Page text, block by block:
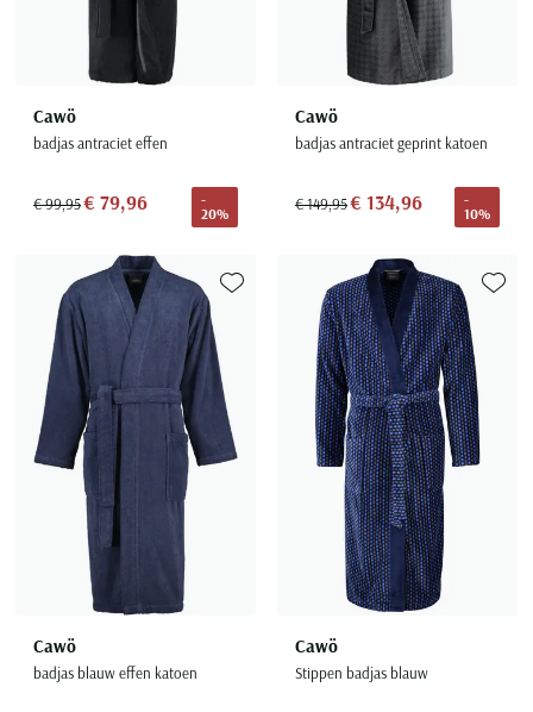
Cawö
badjas antraciet effen
€ 99,95€ 79,96
-
20%
Cawö
badjas antraciet geprint katoen
€ 149,95€ 134,96
-
10%
Cawö
badjas blauw effen katoen
Toevoegen aan favorieten
Cawö
Stippen badjas blauw